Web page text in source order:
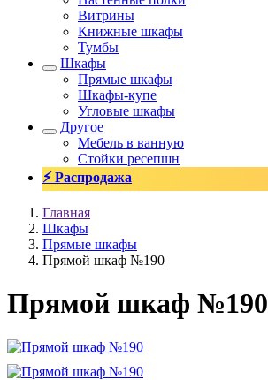
Витрины
Книжные шкафы
Тумбы
Шкафы
Прямые шкафы
Шкафы-купе
Угловые шкафы
Другое
Мебель в ванную
Стойки ресепшн
⚡ Распродажа
Главная
Шкафы
Прямые шкафы
Прямой шкаф №190
Прямой шкаф №190